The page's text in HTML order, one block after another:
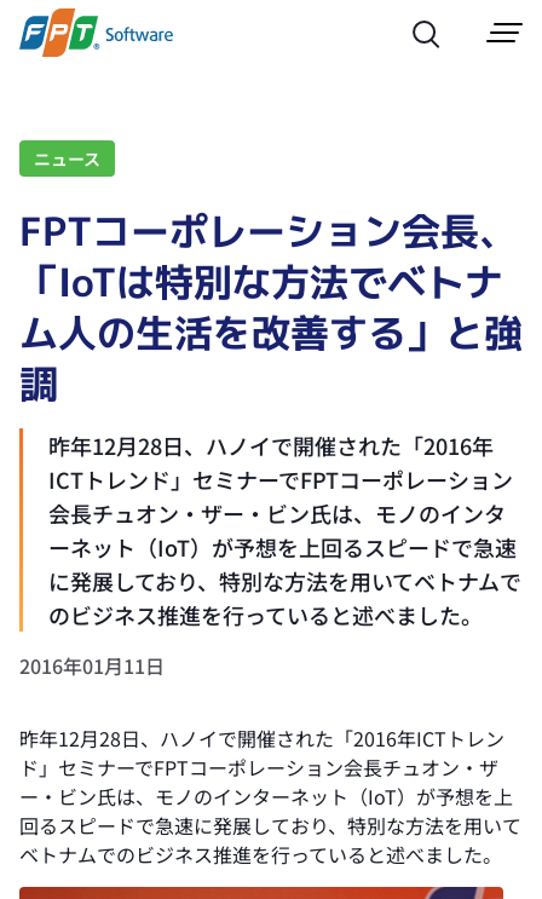
ニュース
FPTコーポレーション会長、
「IoTは特別な方法でベトナ
ム人の生活を改善する」と強
調
昨年12月28日、ハノイで開催された「2016年
ICTトレンド」セミナーでFPTコーポレーション
会長チュオン・ザー・ビン氏は、モノのインタ
ーネット（IoT）が予想を上回るスピードで急速
に発展しており、特別な方法を用いてベトナムで
のビジネス推進を行っていると述べました。
2016年01月11日
昨年12月28日、ハノイで開催された「2016年ICTトレン
ド」セミナーでFPTコーポレーション会長チュオン・ザ
ー・ビン氏は、モノのインターネット（IoT）が予想を上
回るスピードで急速に発展しており、特別な方法を用いて
ベトナムでのビジネス推進を行っていると述べました。